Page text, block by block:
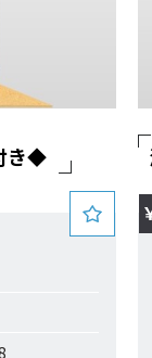
き◆